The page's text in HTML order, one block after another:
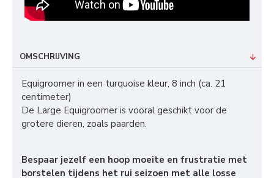
OMSCHRIJVING
Equigroomer in een turquoise kleur, 8 inch (ca. 21
centimeter)
De Large Equigroomer is vooral geschikt voor de
grotere dieren, zoals paarden.
Bespaar jezelf een hoop moeite en frustratie met
borstelen tijdens het rui seizoen met alle losse